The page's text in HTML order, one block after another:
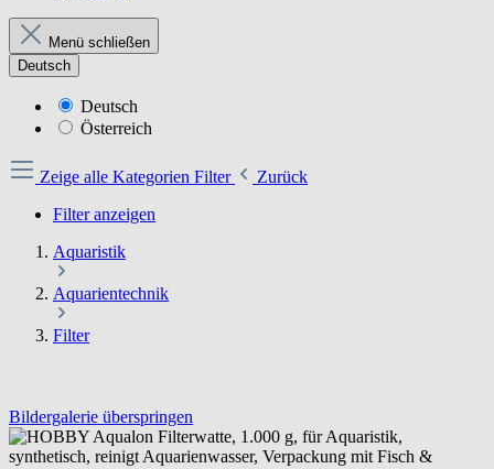
Menü schließen
Deutsch
Deutsch
Österreich
Zeige alle Kategorien Filter
Zurück
Filter anzeigen
Aquaristik
Aquarientechnik
Filter
Bildergalerie überspringen